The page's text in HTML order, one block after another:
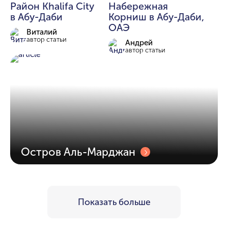
Район Khalifa City
в Абу-Даби
Виталий
автор статьи
Набережная
Корниш в Абу-Даби,
ОАЭ
Андрей
автор статьи
Остров Аль-Марджан
Показать больше